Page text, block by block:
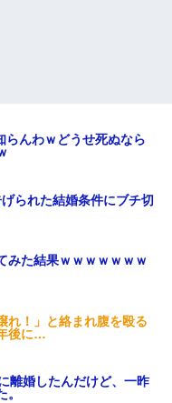
らんわｗどうせ死ぬなら
られた結婚条件にブチ切
みた結果ｗｗｗｗｗｗｗ
れ！」と絡まれ腹を殴る
後に…
離婚したんだけど、一昨